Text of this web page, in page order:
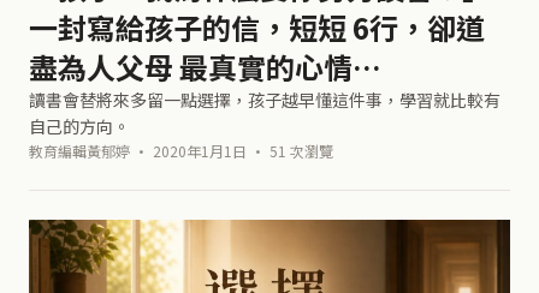
一封寫給孩子的信，短短 6行，卻道
盡為人父母 最真實的心情…
讀書會替將來多留一點選擇，孩子越早懂這件事，學習就比較有
自己的方向。
教育編輯黃郁婷 · 2020年1月1日 · 51 次瀏覽